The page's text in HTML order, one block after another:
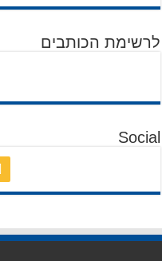
לרשימת הכותבים
Social